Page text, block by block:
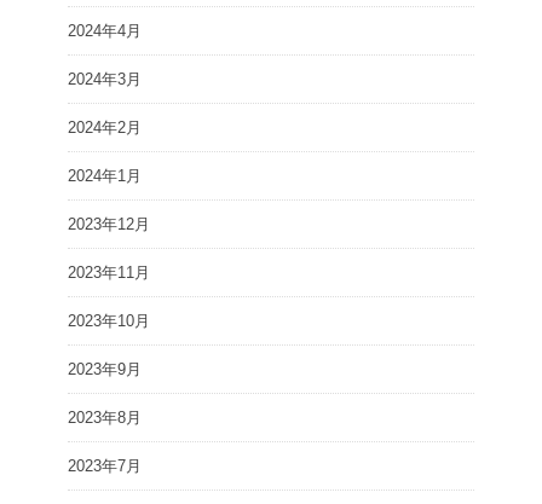
2024年4月
2024年3月
2024年2月
2024年1月
2023年12月
2023年11月
2023年10月
2023年9月
2023年8月
2023年7月